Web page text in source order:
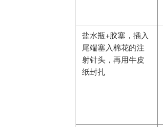
盐水瓶+胶塞，插入
尾端塞入棉花的注
射针头，再用牛皮
纸封扎